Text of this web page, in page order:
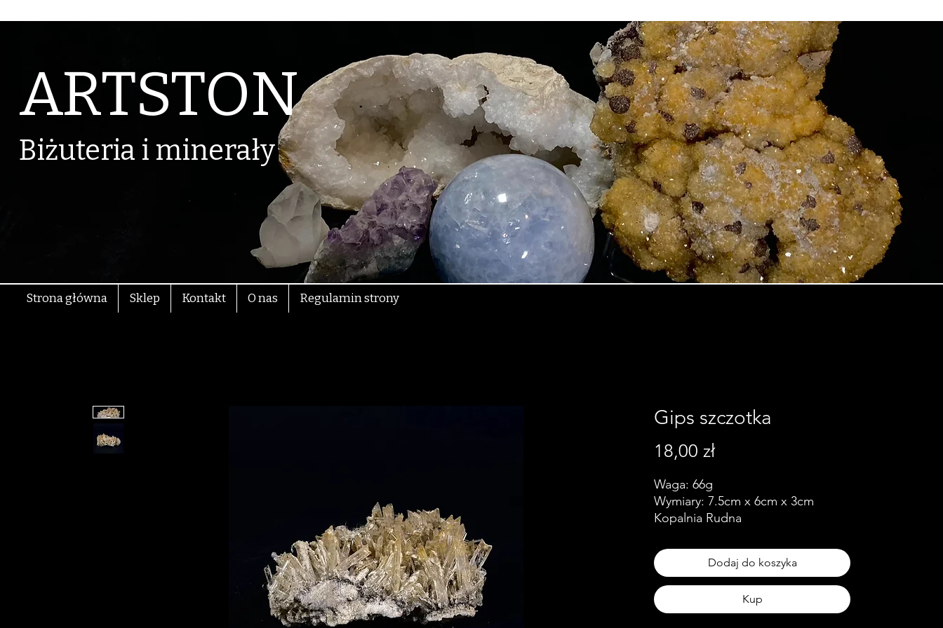
ARTSTON
Biżuteria i minerały
Strona główna Sklep Kontakt O nas Regulamin strony
Gips szczotka
18,00 złCena
Waga: 66g
Wymiary: 7.5cm x 6cm x 3cm
Kopalnia Rudna
Dodaj do koszyka
Kup